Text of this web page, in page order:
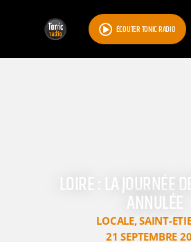
ÉCOUTER TONIC RADIO
LOIRE : LA JOURNÉE
ANNULÉE
LOCALE,SAINT-
21 SEPTEMBRE